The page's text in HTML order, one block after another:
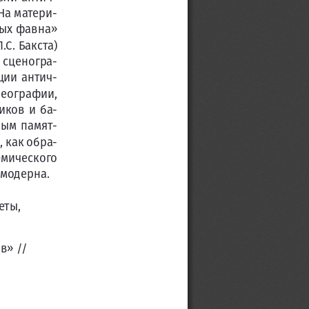
матери
фавна»
Бакста)
антич-
и  ба
памят-
как обра
//